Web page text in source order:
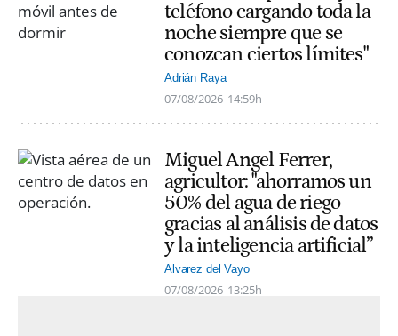
teléfono cargando toda la
noche siempre que se
conozcan ciertos límites"
Adrián Raya
07/08/2026 14:59h
Miguel Angel Ferrer,
agricultor: "ahorramos un
50% del agua de riego
gracias al análisis de datos
y la inteligencia artificial”
Alvarez del Vayo
07/08/2026 13:25h